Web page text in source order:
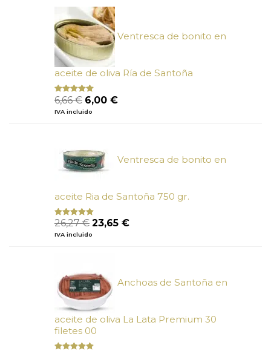
Ventresca de bonito en
aceite de oliva Ría de Santoña
Valorado
con
de 5
6,66€ El
precio
6,00 €El
IVA incluido
Ventresca de bonito en
aceite Ria de Santoña 750 gr.
Valorado
con
5
26,27€ El
precio
23,65 €El
IVA incluido
Anchoas de Santoña en
aceite de oliva La Lata Premium 30
filetes 00